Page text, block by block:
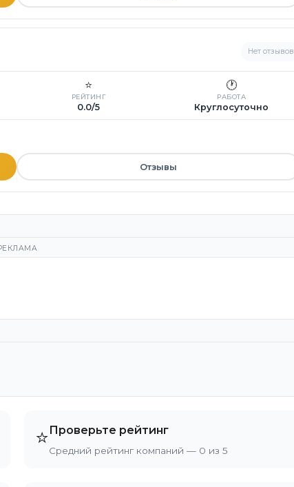
Нет отзывов
⭐
РЕЙТИНГ
0.0/5
🕐
РАБОТА
Круглосуточно
Отзывы
⭐Проверьте рейтинг
Средний рейтинг компаний — 0 из 5